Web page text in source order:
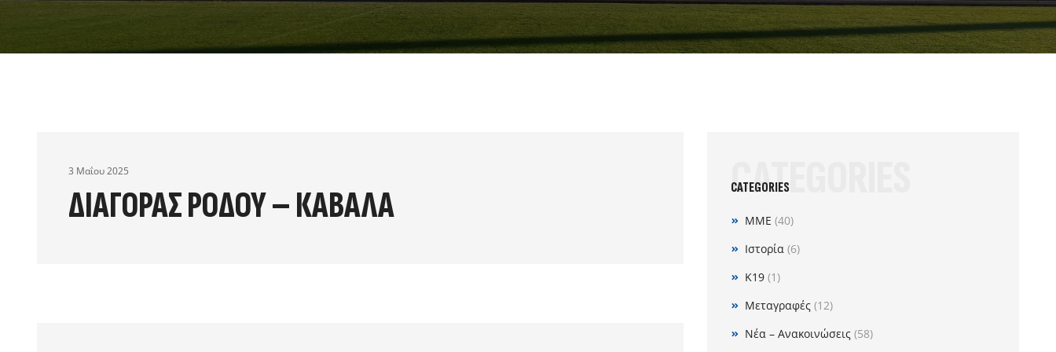
2009-2012
3 Μαΐου 2025
ΔΙΑΓΟΡΑΣ ΡΟΔΟΥ – ΚΑΒΑΛΑ CATEGORIES
CATEGORIES
MME (40)
Ιστορία (6)
Κ19 (1)
Μεταγραφές (12)
Νέα – Ανακοινώσεις (58)